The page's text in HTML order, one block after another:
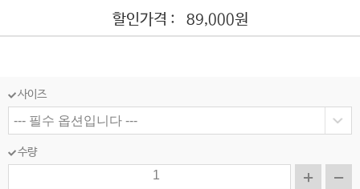
할인가격 : 89,000원
사이즈
수량